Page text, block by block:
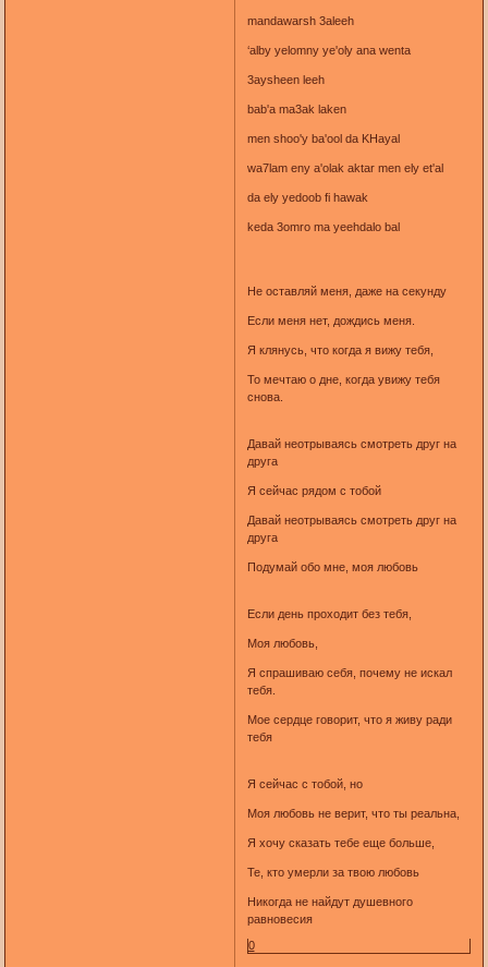
mandawarsh 3aleeh
‘alby yelomny ye'oly ana wenta
3aysheen leeh
bab'a ma3ak laken
men shoo'y ba'ool da KHayal
wa7lam eny a'olak aktar men ely et'al
da ely yedoob fi hawak
keda 3omro ma yeehdalo bal
Не оставляй меня, даже на секунду
Если меня нет, дождись меня.
Я клянусь, что когда я вижу тебя,
То мечтаю о дне, когда увижу тебя
снова.
Давай неотрываясь смотреть друг на
друга
Я сейчас рядом с тобой
Давай неотрываясь смотреть друг на
друга
Подумай обо мне, моя любовь
Если день проходит без тебя,
Моя любовь,
Я спрашиваю себя, почему не искал
тебя.
Мое сердце говорит, что я живу ради
тебя
Я сейчас с тобой, но
Моя любовь не верит, что ты реальна,
Я хочу сказать тебе еще больше,
Те, кто умерли за твою любовь
Никогда не найдут душевного
равновесия
0